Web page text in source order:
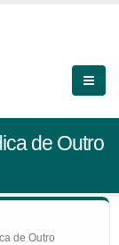
de Outro
de Outro